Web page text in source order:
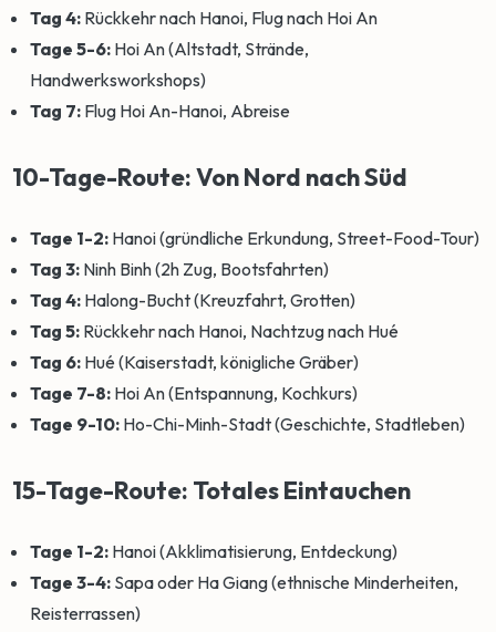
Tag 4: Rückkehr nach Hanoi, Flug nach Hoi An
Tage 5-6: Hoi An (Altstadt, Strände,
Handwerksworkshops)
Tag 7: Flug Hoi An-Hanoi, Abreise
10-Tage-Route: Von Nord nach Süd
Tage 1-2: Hanoi (gründliche Erkundung, Street-Food-Tour)
Tag 3: Ninh Binh (2h Zug, Bootsfahrten)
Tag 4: Halong-Bucht (Kreuzfahrt, Grotten)
Tag 5: Rückkehr nach Hanoi, Nachtzug nach Hué
Tag 6: Hué (Kaiserstadt, königliche Gräber)
Tage 7-8: Hoi An (Entspannung, Kochkurs)
Tage 9-10: Ho-Chi-Minh-Stadt (Geschichte, Stadtleben)
15-Tage-Route: Totales Eintauchen
Tage 1-2: Hanoi (Akklimatisierung, Entdeckung)
Tage 3-4: Sapa oder Ha Giang (ethnische Minderheiten,
Reisterrassen)